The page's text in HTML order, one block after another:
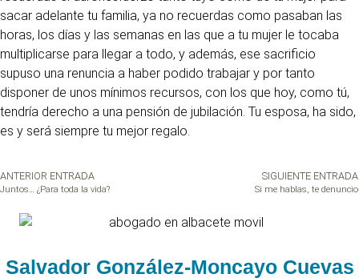
sacar adelante tu familia, ya no recuerdas como pasaban las
horas, los días y las semanas en las que a tu mujer le tocaba
multiplicarse para llegar a todo, y además, ese sacrificio
supuso una renuncia a haber podido trabajar y por tanto
disponer de unos mínimos recursos, con los que hoy, como tú,
tendría derecho a una pensión de jubilación. Tu esposa, ha sido,
es y será siempre tu mejor regalo.
ANTERIOR ENTRADA
Juntos… ¿Para toda la vida?
SIGUIENTE ENTRADA
Si me hablas, te denuncio
Salvador González-Moncayo Cuevas